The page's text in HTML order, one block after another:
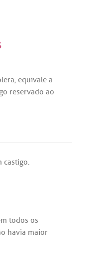
, equivale a
reservado ao
castigo.
todos os
havia maior